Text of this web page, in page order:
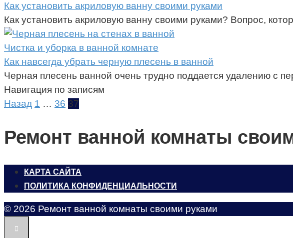
Как установить акриловую ванну своими руками
Как установить акриловую ванну своими руками? Вопрос,
Чистка и уборка в ванной комнате
Как навсегда убрать черную плесень в ванной
Черная плесень ванной очень трудно поддается удалению с
Навигация по записям
Назад 1 … 36 37
Ремонт ванной комнаты
КАРТА САЙТА
ПОЛИТИКА КОНФИДЕНЦИАЛЬНОСТИ
© 2026 Ремонт ванной комнаты своими руками